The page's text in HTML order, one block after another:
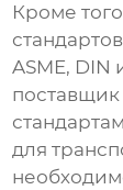
Кроме
ASME, DIN
поставщик
для